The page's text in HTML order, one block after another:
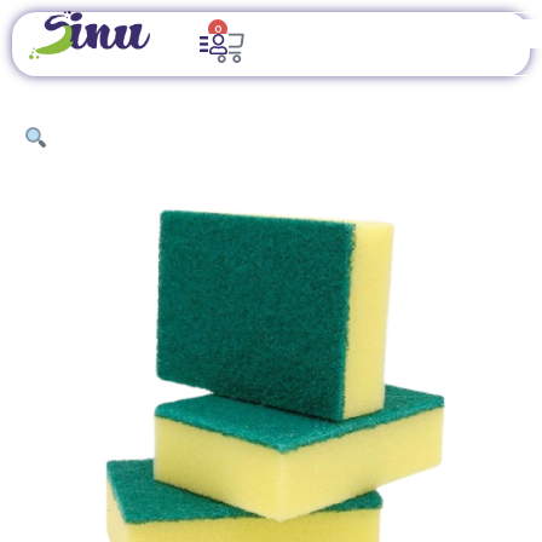
0
ARTÍCULOS DE LIMPIEZA /
IMPLEMENTOS DE
/ ESPONJA CON FIBRA ABRASIVA VERDE 3 X 4 PULGADAS –
PAQUETE DE 10 UNIDADES PARA LIMPIEZA PESADA